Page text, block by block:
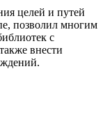
целей и путей
позволил многим
с
внести